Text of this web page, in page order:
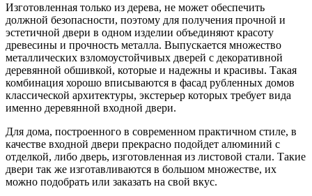
Изготовленная только из дерева, не может обеспечить
должной безопасности, поэтому для получения прочной и
эстетичной двери в одном изделии объединяют красоту
древесины и прочность металла. Выпускается множество
металлических взломоустойчивых дверей с декоративной
деревянной обшивкой, которые и надежны и красивы. Такая
комбинация хорошо вписываются в фасад рубленных домов
классической архитектуры, экстерьер которых требует вида
именно деревянной входной двери.
Для дома, построенного в современном практичном стиле, в
качестве входной двери прекрасно подойдет алюминий с
отделкой, либо дверь, изготовленная из листовой стали. Такие
двери так же изготавливаются в большом множестве, их
можно подобрать или заказать на свой вкус.